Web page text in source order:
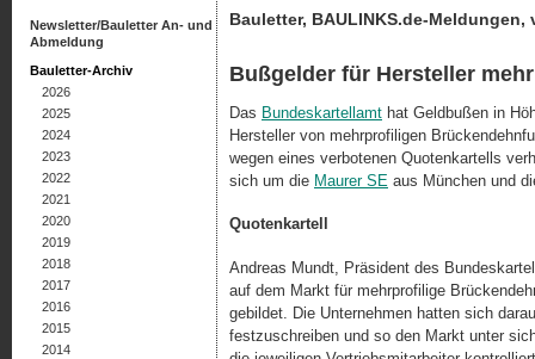
Bauletter, BAULINKS.de-Meldungen,
Bußgelder für Hersteller
Das Bundeskartellamt hat Geldbußen in
Hersteller von mehrprofiligen
wegen eines verbotenen Quotenkartells
sich um die Maurer SE aus München und
Quotenkartell
Andreas Mundt, Präsident des
auf dem Markt für mehrprofilige
gebildet. Die Unternehmen hatten sich
festzuschreiben und so den Markt unter
Newsletter/Bauletter An- und
Abmeldung
Bauletter-Archiv
2026
2025
2024
2023
2022
2021
2020
2019
2018
2017
2016
2015
2014